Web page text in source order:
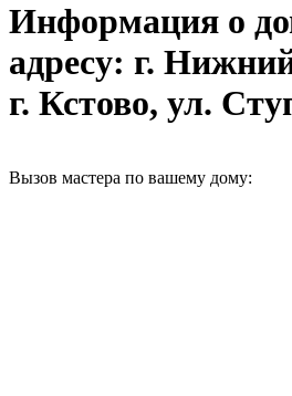
Информация о
адресу: г.
г. Кстово, ул.
Вызов мастера по вашему дому: